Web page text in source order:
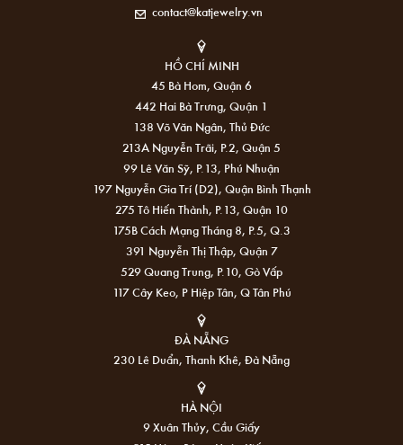
contact@katjewelry.vn
HỒ CHÍ MINH
45 Bà Hom, Quận 6
442 Hai Bà Trưng, Quận 1
138 Võ Văn Ngân, Thủ Đức
213A Nguyễn Trãi, P.2, Quận 5
99 Lê Văn Sỹ, P.13, Phú Nhuận
197 Nguyễn Gia Trí (D2), Quận Bình Thạnh
275 Tô Hiến Thành, P.13, Quận 10
175B Cách Mạng Tháng 8, P.5, Q.3
391 Nguyễn Thị Thập, Quận 7
529 Quang Trung, P.10, Gò Vấp
117 Cây Keo, P Hiệp Tân, Q Tân Phú
ĐÀ NẴNG
230 Lê Duẩn, Thanh Khê, Đà Nẵng
HÀ NỘI
9 Xuân Thủy, Cầu Giấy